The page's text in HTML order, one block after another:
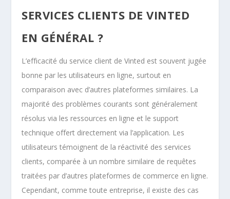
SERVICES CLIENTS DE VINTED
EN GÉNÉRAL ?
L’efficacité du service client de Vinted est souvent jugée
bonne par les utilisateurs en ligne, surtout en
comparaison avec d’autres plateformes similaires. La
majorité des problèmes courants sont généralement
résolus via les ressources en ligne et le support
technique offert directement via l’application. Les
utilisateurs témoignent de la réactivité des services
clients, comparée à un nombre similaire de requêtes
traitées par d’autres plateformes de commerce en ligne.
Cependant, comme toute entreprise, il existe des cas